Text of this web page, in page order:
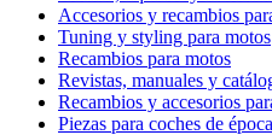
Accesorios y recambios
Tuning y styling para motos
Recambios para motos
Revistas, manuales y
Recambios y accesorios
Piezas para coches de época